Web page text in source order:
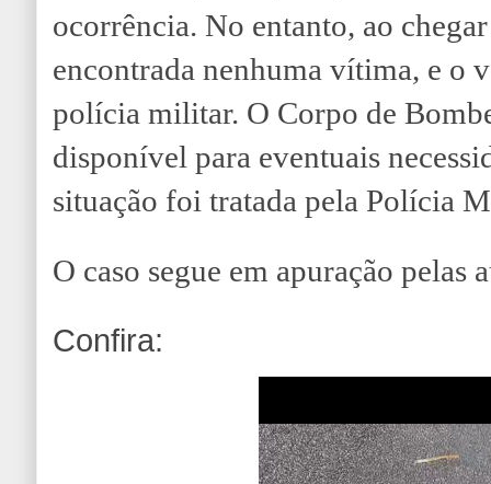
ocorrência. No entanto, ao
encontrada nenhuma vítima, e o
polícia militar. O Corpo de
disponível para eventuais
situação foi tratada pela Polícia
O caso segue em apuração pelas
Confira: